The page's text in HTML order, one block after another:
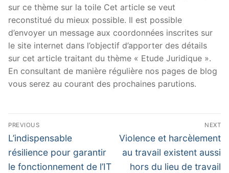
sur ce thème sur la toile Cet article se veut
reconstitué du mieux possible. Il est possible
d’envoyer un message aux coordonnées inscrites sur
le site internet dans l’objectif d’apporter des détails
sur cet article traitant du thème « Etude Juridique ».
En consultant de manière régulière nos pages de blog
vous serez au courant des prochaines parutions.
Navigation
de
l’article
PREVIOUS
Previous
post:
L’indispensable
résilience pour garantir
le fonctionnement de l’IT
NEXT
Next
post:
Violence et harcèlement
au travail existent aussi
hors du lieu de travail